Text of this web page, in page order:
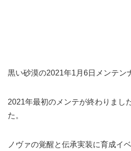
黒い砂漠の2021年1月6日メンテン
2021年最初のメンテが終わりまし
た。
ノヴァの覚醒と伝承実装に育成イ